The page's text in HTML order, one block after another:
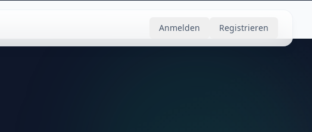
Anmelden Registrieren